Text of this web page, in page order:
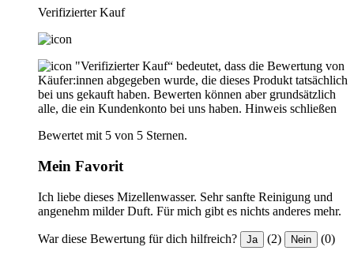
Verifizierter Kauf
"Verifizierter Kauf“ bedeutet, dass die Bewertung von
Käufer:innen abgegeben wurde, die dieses Produkt tatsächlich
bei uns gekauft haben. Bewerten können aber grundsätzlich
alle, die ein Kundenkonto bei uns haben. Hinweis schließen
Bewertet mit 5 von 5 Sternen.
Mein Favorit
Ich liebe dieses Mizellenwasser. Sehr sanfte Reinigung und
angenehm milder Duft. Für mich gibt es nichts anderes mehr.
War diese Bewertung für dich hilfreich? Ja (2) Nein (0)